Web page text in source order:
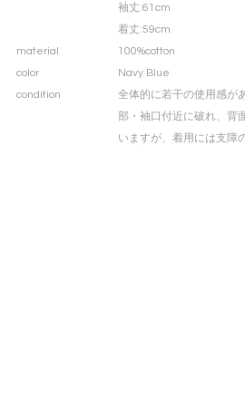
袖丈:61cm
着丈:59cm
material
100%cotton
color
Navy Blue
condition
全体的に若干の使用感が
部・袖口付近に破れ、背
いますが、着用には支障